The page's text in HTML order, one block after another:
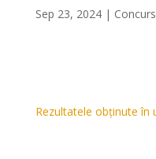
Sep 23, 2024|
Rezultatele obținute în